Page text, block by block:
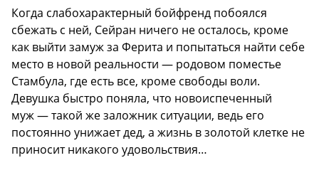
Когда слабохарактерный бойфренд побоялся
сбежать с ней, Сейран ничего не осталось, кроме
как выйти замуж за Ферита и попытаться найти себе
место в новой реальности — родовом поместье
Стамбула, где есть все, кроме свободы воли.
Девушка быстро поняла, что новоиспеченный
муж — такой же заложник ситуации, ведь его
постоянно унижает дед, а жизнь в золотой клетке не
приносит никакого удовольствия…